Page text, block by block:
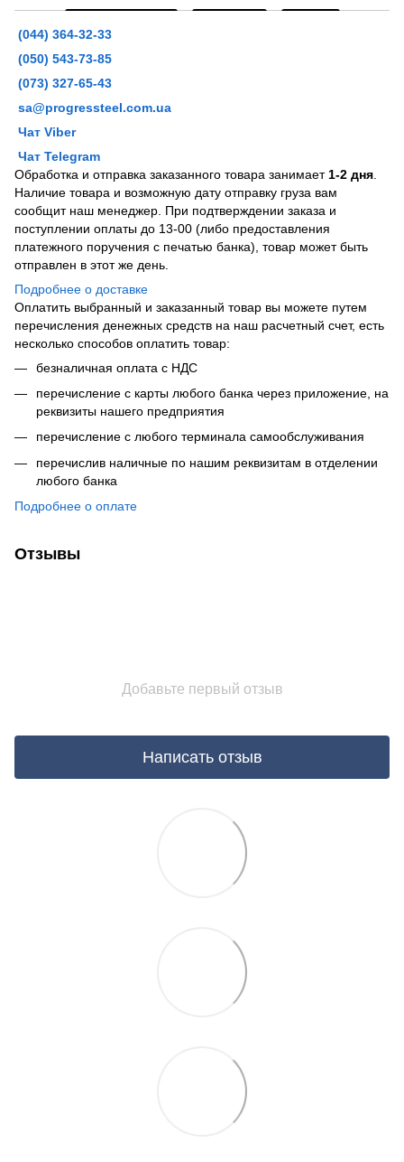
(044) 364-32-33
(050) 543-73-85
(073) 327-65-43
sa@progressteel.com.ua
Чат Viber
Чат Telegram
Обработка и отправка заказанного товара занимает 1-2 дня
Наличие товара и возможную дату отправку груза вам
сообщит наш менеджер. При подтверждении заказа и
поступлении оплаты до 13-00 (либо предоставления
платежного поручения с печатью банка), товар может быть
отправлен в этот же день.
Подробнее о доставке
Оплатить выбранный и заказанный товар вы можете путем
перечисления денежных средств на наш расчетный счет, есть
несколько способов оплатить товар:
безналичная оплата с НДС
перечисление с карты любого банка через приложение, на
реквизиты нашего предприятия
перечисление с любого терминала самообслуживания
перечислив наличные по нашим реквизитам в отделении
любого банка
Подробнее о оплате
Отзывы
Добавьте первый отзыв
Написать отзыв